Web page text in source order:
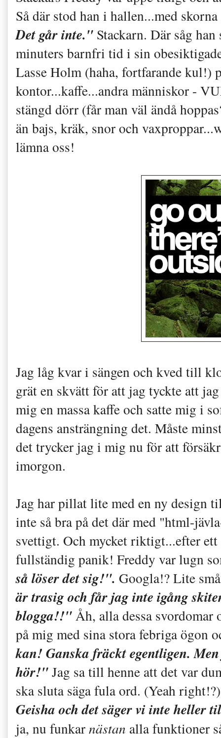
Så där stod han i hallen...med
Det går inte." Stackarn. Där såg
minuters barnfri tid i sin
Lasse Holm (haha, fortfarande kul!)
kontor...kaffe...andra människor -
stängd dörr (får man väl ändå
än bajs, kräk, snor och
lämna oss!
Jag låg kvar i sängen och kved till
grät en skvätt för att jag tyckte att
mig en massa kaffe och satte mig i
dagens ansträngning det. Måste
det trycker jag i mig nu för att
imorgon.
Jag har pillat lite med en ny design
inte så bra på det där med "html-
svettigt. Och mycket riktigt...efter
fullständig panik! Freddy var lugn
så löser det sig!". Googla!? Lite
är trasig och får jag inte igång
blogga!!"Åh, alla dessa
på mig med sina stora febriga ögon
kan! Ganska fräckt egentligen.
hör!"Jag sa till henne att det var
ska sluta säga fula ord. (Yeah
Geisha och det säger vi inte heller
ja, nu funkarnästan alla funktioner